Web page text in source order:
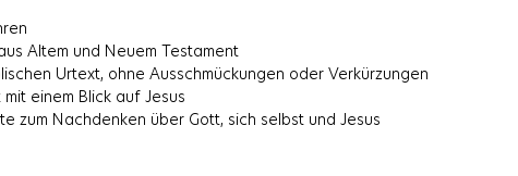
Altem und Neuem Testament
Urtext, ohne Ausschmückungen oder Verkürzungen
einem Blick auf Jesus
zum Nachdenken über Gott, sich selbst und Jesus